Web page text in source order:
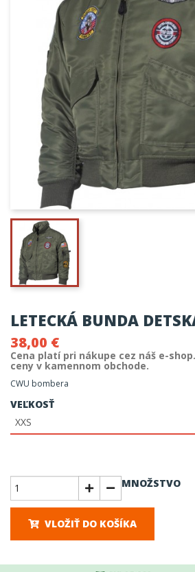
LETECKÁ BUNDA
38,00 €
Cena platí pri nákupe cez náš e-
ceny v kamennom obchode.
CWU bombera
VEĽKOSŤ
MNOŽSTVO
VLOŽIŤ DO KOŠÍKA